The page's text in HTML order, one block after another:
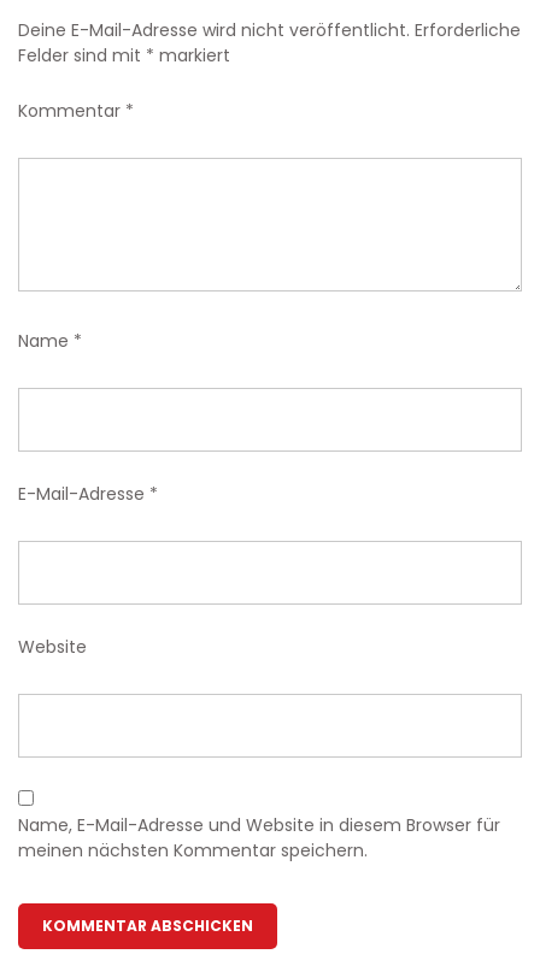
Deine E-Mail-Adresse wird nicht veröffentlicht. Erforderliche
Felder sind mit * markiert
Kommentar *
Name *
E-Mail-Adresse *
Website
Name, E-Mail-Adresse und Website in diesem Browser für
meinen nächsten Kommentar speichern.